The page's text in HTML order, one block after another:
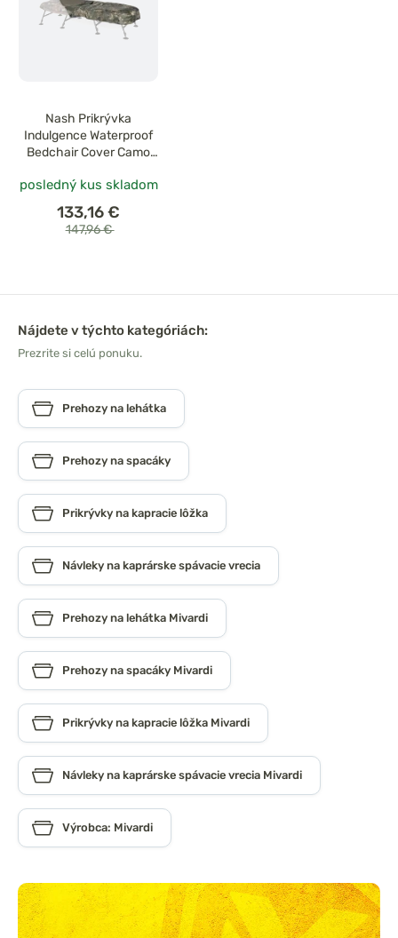
Nash Prikrývka
Indulgence Waterproof
Bedchair Cover Camo
posledný kus skladom
133,16 €
147,96 €
Nájdete v týchto kategóriách:
Prezrite si celú ponuku.
Prehozy na lehátka
Prehozy na spacáky
Prikrývky na kapracie lôžka
Návleky na kaprárske spávacie vrecia
Prehozy na lehátka Mivardi
Prehozy na spacáky Mivardi
Prikrývky na kapracie lôžka Mivardi
Návleky na kaprárske spávacie vrecia Mivardi
Výrobca: Mivardi